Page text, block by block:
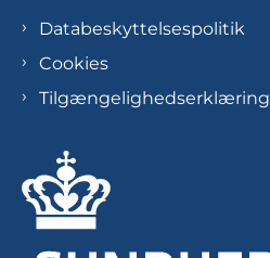
Databeskyttelsespolitik
Cookies
Tilgængelighedserklæring